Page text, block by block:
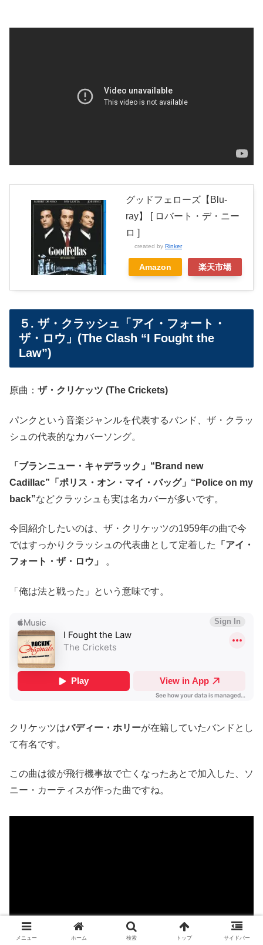
グッドフェローズ【Blu-
ray】 [ ロバート・デ・ニー
ロ ]
created by Rinker
Amazon 楽天市場
５. ザ・クラッシュ「アイ・フォート・
ザ・ロウ」(The Clash “I Fought the
Law”)
原曲： ザ・クリケッツ (The Crickets)
パンクという音楽ジャンルを代表するバンド、ザ・クラッ
シュの代表的なカバーソング。
「ブランニュー・キャデラック」“Brand new
Cadillac”「ポリス・オン・マイ・バッグ」“Police on my
back”などクラッシュも実は名カバーが多いです。
今回紹介したいのは、ザ・クリケッツの1959年の曲で今
ではすっかりクラッシュの代表曲として定着した
「アイ・
フォート・ザ・ロウ」
。
「俺は法と戦った」という意味です。
クリケッツはバディー・ホリーが在籍していたバンドとし
て有名です。
この曲は彼が飛行機事故で亡くなったあとで加入した、ソ
ニー・カーティスが作った曲ですね。
メニュー ホーム 検索 トップ サイドバー